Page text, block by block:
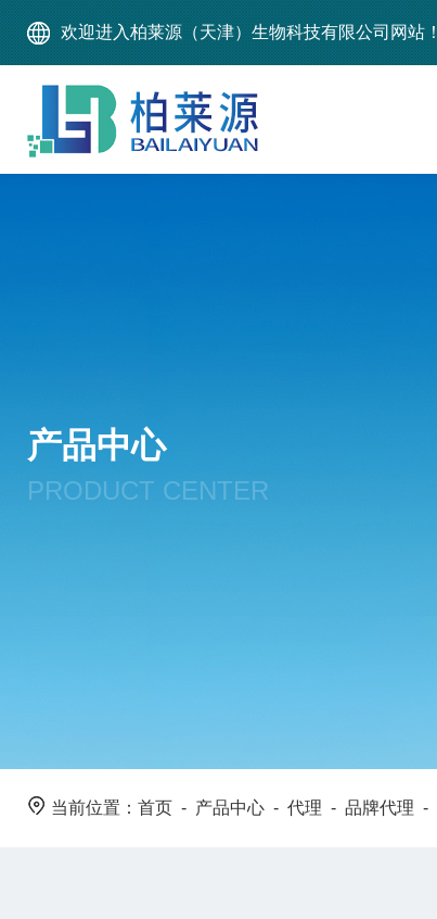
欢迎进入柏莱源（天津）生物科技有限公司网站！
产品中心
PRODUCT CENTER
当前位置： 首页 - 产品中心 - 代理 - 品牌代理 -